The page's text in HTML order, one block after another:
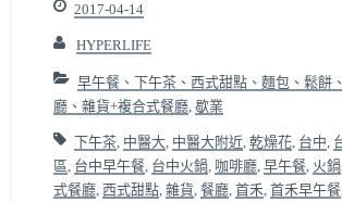
2017-04-14
HYPERLIFE
早午餐、下午茶、西式甜點、麵包、鬆餅
廳、雜貨+複合式餐廳, 歇業
下午茶, 中醫大, 中醫大附近, 乾燥花, 台中
區
台中早午餐, 台中火鍋, 咖啡廳, 早午餐, 火鍋,
式餐廳, 西式甜點, 雜貨 餐廳, 首禾, 首禾早午餐,